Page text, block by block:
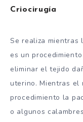
Criocirugía
Se realiza mientras
es un
eliminar el tejido
uterino. Mientras el
procedimiento la
o algunos